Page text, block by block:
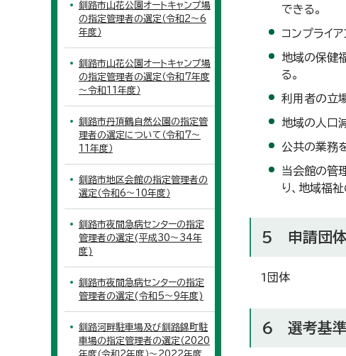
できる。
コンプライ
地域の保健
る。
利用者の立
地域の人口
公共の業務
当会館の管
り、地域福
5 申請団
1団体
6 選考基準
釧路市山花公園オートキャンプ場
の指定管理者の選定（令和2～6
年度）
釧路市山花公園オートキャンプ場
の指定管理者の選定（令和7年度
～令和11年度）
釧路市丹頂鶴自然公園の指定管
理者の選定について（令和7～
11年度）
釧路市地区会館の指定管理者の
選定（令和6～10年度）
釧路市夜間急病センターの指定
管理者の選定(平成30～34年
度)
釧路市夜間急病センターの指定
管理者の選定(令和5～9年度)
釧路河畔駐車場及び釧路錦町駐
車場の指定管理者の選定（2020